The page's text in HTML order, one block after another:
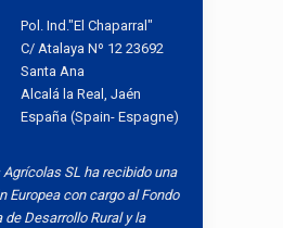
Pol. Ind."El Chaparral"
C/ Atalaya Nº 12 23692
Santa Ana
Alcalá la Real, Jaén
España (Spain- Espagne)
SL ha recibido una
Europea con cargo al Fondo
de Desarrollo Rural y la